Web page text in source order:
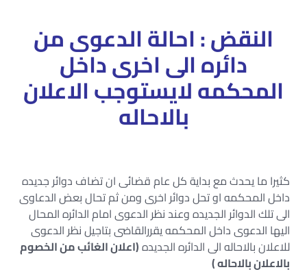
النقض : احالة الدعوى من
دائره الى اخرى داخل
المحكمه لايستوجب الاعلان
بالاحاله
كثيرا ما يحدث مع بداية كل عام قضائى ان تضاف دوائر جديده
داخل المحكمه او تحل دوائر اخرى ومن ثم تحال بعض الدعاوى
الى تلك الدوائر الجديده وعند نظر الدعوى امام الدائره المحال
اليها الدعوى داخل المحكمه يقررالقاضى بتاجيل نظر الدعوى
للاعلان بالاحاله الى الدائره الجديده(اعلان الغائب من الخصوم
بالاعلان بالاحاله )